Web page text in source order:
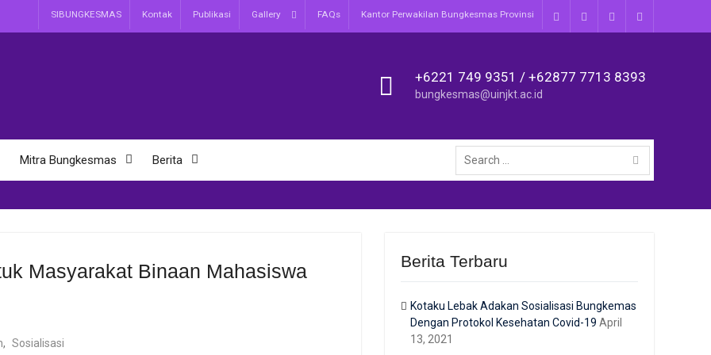
SIBUNGKESMAS Kontak Publikasi Gallery FAQs Kantor Perwakilan Bungkesmas Provinsi
+6221 749 9351 / +62877 7713 8393
bungkesmas@uinjkt.ac.id
Mitra Bungkesmas Berita
Search
for:
Masyarakat Binaan Mahasiswa
, Sosialisasi
Berita Terbaru
Kotaku Lebak Adakan Sosialisasi Bungkemas
Dengan Protokol Kesehatan Covid-19 April
13, 2021